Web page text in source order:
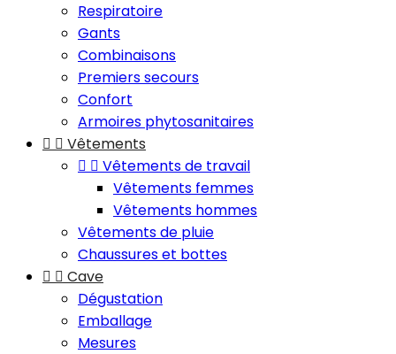
Respiratoire
Gants
Combinaisons
Premiers secours
Confort
Armoires phytosanitaires
  Vêtements
  Vêtements de travail
Vêtements femmes
Vêtements hommes
Vêtements de pluie
Chaussures et bottes
  Cave
Dégustation
Emballage
Mesures